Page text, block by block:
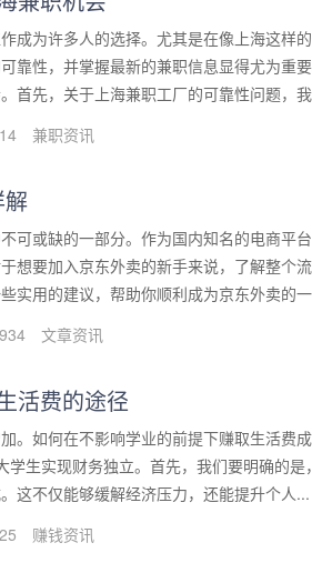
成为许多人的选择。尤其是在像上海这样
靠性，并掌握最新的兼职信息显得尤为重
首先，关于上海兼职工厂的可靠性问题，
兼职资讯
可或缺的一部分。作为国内知名的电商平
想要加入京东外卖的新手来说，了解整个
实用的建议，帮助你顺利成为京东外卖的
文章资讯
活费的途径
。如何在不影响学业的前提下赚取生活费
生实现财务独立。首先，我们要明确的是
这不仅能够缓解经济压力，还能提升个人...
赚钱资讯